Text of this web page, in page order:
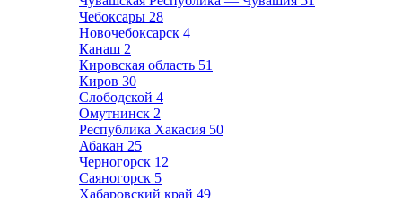
Чебоксары 28
Новочебоксарск 4
Канаш 2
Кировская область 51
Киров 30
Слободской 4
Омутнинск 2
Республика Хакасия 50
Абакан 25
Черногорск 12
Саяногорск 5
Хабаровский край 49